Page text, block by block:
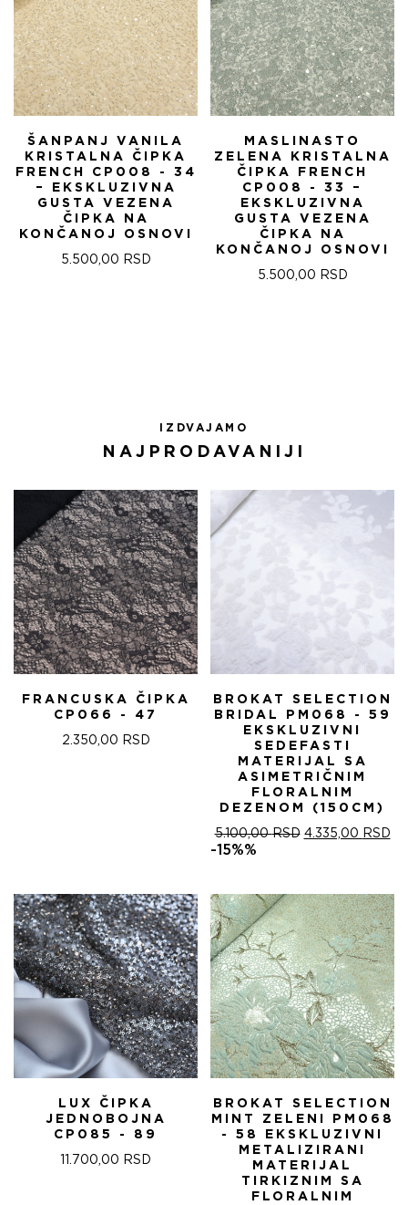
ŠANPANJ VANILA
KRISTALNA ČIPKA
FRENCH CP008 - 34
– EKSKLUZIVNA
GUSTA VEZENA
ČIPKA NA
KONČANOJ OSNOVI
5.500,00 RSD
MASLINASTO
ZELENA KRISTALNA
ČIPKA FRENCH
CP008 - 33 –
EKSKLUZIVNA
GUSTA VEZENA
ČIPKA NA
KONČANOJ OSNOVI
5.500,00 RSD
IZDVAJAMO
NAJPRODAVANIJI
FRANCUSKA ČIPKA
CP066 - 47
2.350,00 RSD
BROKAT SELECTION
BRIDAL PM068 - 59
EKSKLUZIVNI
SEDEFASTI
MATERIJAL SA
ASIMETRIČNIM
FLORALNIM
DEZENOM (150CM)
5.100,00RSD ОРИГИНАЛНА
5.100,00 RSD.
4.335,00 RSD
-15%%
LUX ČIPKA
JEDNOBOJNA
CP085 - 89
11.700,00 RSD
BROKAT SELECTION
MINT ZELENI PM068
- 58 EKSKLUZIVNI
METALIZIRANI
MATERIJAL
TIRKIZNIM SA
FLORALNIM